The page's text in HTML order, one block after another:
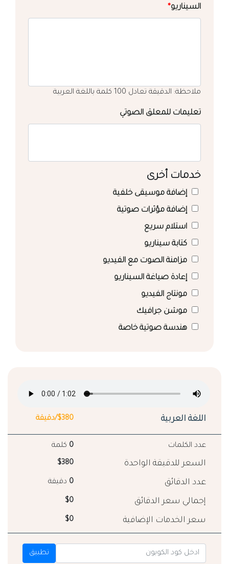
السيناريو*
ملاحظة: الدقيقة تعادل 100 كلمة باللغة العربية
تعليمات للمعلق الصوتي
خدمات أخرى
إضافة موسيقى خلفية
إضافة مؤثرات صوتية
استلام سريع
كتابة سيناريو
مزامنة الصوت مع الفيديو
إعادة صياغة السيناريو
مونتاج الفيديو
موشن جرافيك
هندسة صوتية خاصة
اللغة العربية $380/دقيقة
عدد الكلمات 0 كلمة
السعر للدقيقة الواحدة $380
عدد الدقائق 0 دقيقة
إجمالي سعر الدقائق $0
سعر الخدمات الإضافية $0
تطبيق